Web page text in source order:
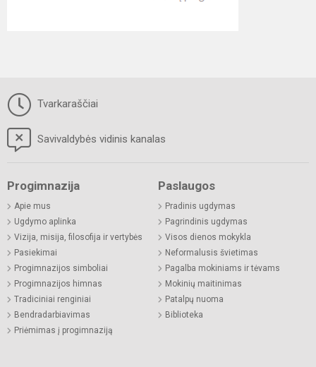
Tvarkaraščiai
Savivaldybės vidinis kanalas
Progimnazija
Apie mus
Ugdymo aplinka
Vizija, misija, filosofija ir vertybės
Pasiekimai
Progimnazijos simboliai
Progimnazijos himnas
Tradiciniai renginiai
Bendradarbiavimas
Priėmimas į progimnaziją
Paslaugos
Pradinis ugdymas
Pagrindinis ugdymas
Visos dienos mokykla
Neformalusis švietimas
Pagalba mokiniams ir tėvams
Mokinių maitinimas
Patalpų nuoma
Biblioteka